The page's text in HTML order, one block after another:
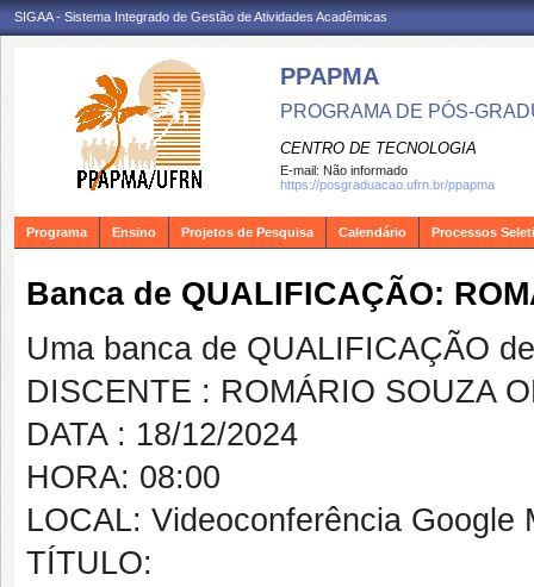
SIGAA - Sistema Integrado de Gestão de Atividades Acadêmicas
PPAPMA
PROGRAMA DE PÓS-
CENTRO DE TECNOLOGIA
E-mail: Não informado
https://posgraduacao.ufrn.br/ppapma
Programa Ensino Projetos de Pesquisa Calendário Processos
Banca de QUALIFICAÇÃO:
Uma banca de QUALIFICAÇÃO
DISCENTE : ROMÁRIO SOUZA
DATA : 18/12/2024
HORA: 08:00
LOCAL: Videoconferência Google
TÍTULO: